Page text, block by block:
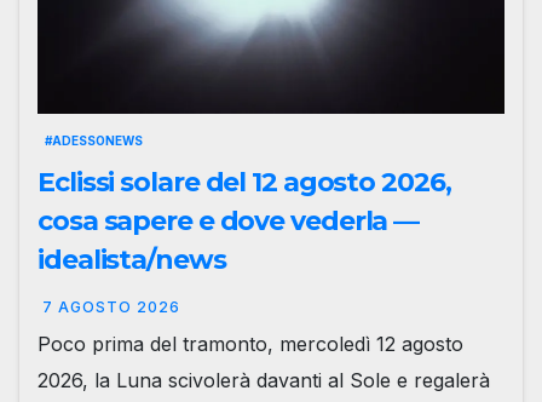
#ADESSONEWS
Eclissi solare del 12 agosto 2026,
cosa sapere e dove vederla —
idealista/news
7 AGOSTO 2026
Poco prima del tramonto, mercoledì 12 agosto
2026, la Luna scivolerà davanti al Sole e regalerà